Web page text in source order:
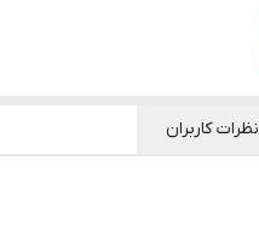
نظرات کاربران